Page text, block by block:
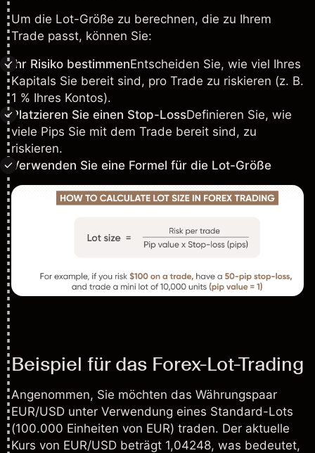
Um die Lot-Größe zu berechnen, die zu Ihrem
Trade passt, können Sie:
Ihr Risiko bestimmenEntscheiden Sie, wie viel Ihres
Kapitals Sie bereit sind, pro Trade zu riskieren (z. B.
1 % Ihres Kontos).
Platzieren Sie einen Stop-LossDefinieren Sie, wie
viele Pips Sie mit dem Trade bereit sind, zu
riskieren.
Verwenden Sie eine Formel für die Lot-Größe
Beispiel für das Forex-Lot-Trading
Angenommen, Sie möchten das Währungspaar
EUR/USD unter Verwendung eines Standard-Lots
(100.000 Einheiten von EUR) traden. Der aktuelle
Kurs von EUR/USD beträgt 1,04248, was bedeutet,